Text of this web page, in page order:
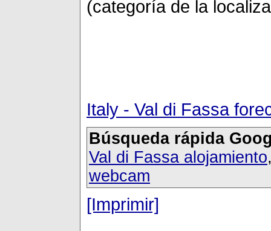
(categoría de la
Italy - Val di Fassa
Búsqueda rápida
Val di Fassa alojamiento
webcam
[Imprimir]